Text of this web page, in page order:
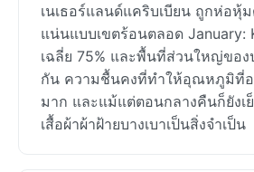
เนเธอร์แลนด์แคริบเบียน ถูกห่อหุ้
แน่นแบบเขตร้อนตลอด January:
เฉลี่ย 75% และพื้นที่ส่วนใหญ่ของ
กัน ความชื้นคงที่ทำให้อุณหภูมิที่
มาก และแม้แต่ตอนกลางคืนก็ยังเ
เสื้อผ้าผ้าฝ้ายบางเบาเป็นสิ่งจำเป็น